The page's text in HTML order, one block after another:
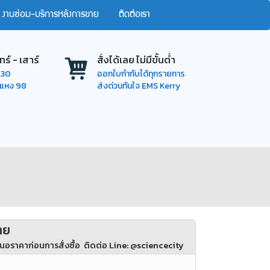
งานซ่อม-บริการหลังการขาย ติดต่อเรา
ร์ - เสาร์
หง 98
สั่งได้เลย ไม่มีขั้นต่ำ
ออกใบกำกับได้ทุกรายการ
ส่งด่วนทันใจ EMS Kerry
อราคาก่อนการสั่งซื้อ ติดต่อ Line: @sciencecity